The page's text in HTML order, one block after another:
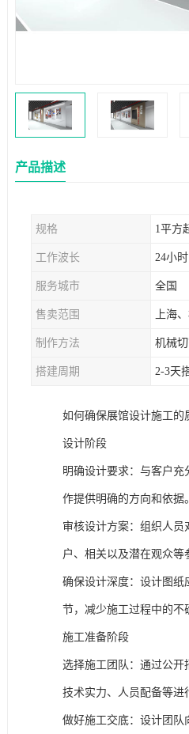
产品描述
规格 1平方
工作波长 24小时
服务城市 全国
售卖范围 上海
制作方法 机械
搭建周期 2-3天
如何确保展馆设计施工的
设计阶段
明确设计要求：与客户
作提供明确的方向和依据。
审核设计方案：组织人
户、相关以及潜在观众等
确保设计深度：设计图纸
节，减少施工过程中的不
施工准备阶段
选择施工团队：通过公开
技术实力、人员配备等进
做好施工交底：设计团队